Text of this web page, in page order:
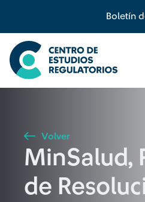
Boletín
Búsqueda
Seleccione país
Buscar
Volver
MinSalud,
de